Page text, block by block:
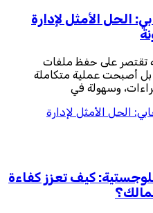
الحل الأمثل لإدارة
تقتصر على حفظ ملفات
بل أصبحت عملية متكاملة
وسهولة في
الحل الأمثل لإدارة
كيف تعزز كفاءة